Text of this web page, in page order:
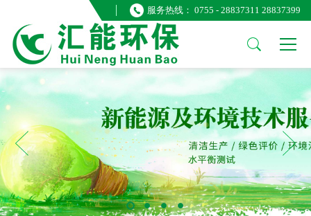
关于我们
汇能简介
技术服务
荣誉资质
企业文化
新闻公告
公司新闻
行业资讯
经营范围
节能技术服务
节能宣传培训
环境技术服务
水量平衡测试
电力销售服务
服务热线： 0755 - 28837311 28837399